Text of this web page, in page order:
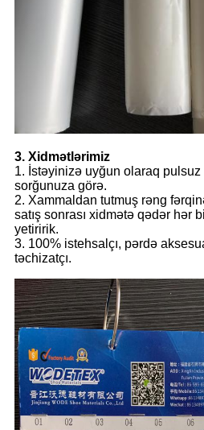
3. Xidmətlərimiz
1. İstəyinizə uyğun olaraq
sorğunuza görə.
2. Xammaldan tutmuş rəng
satış sonrası xidmətə qədər hər
yetiririk.
3. 100% istehsalçı, pərdə
təchizatçı.